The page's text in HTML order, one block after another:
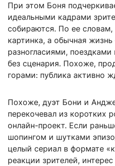
При этом Боня
идеальными кадрами
собираются. По ее словам,
картинка, а обычная
разногласиями,
без сценария. Похоже,
горами: публика активно
Похоже, дуэт Бони и
перекочевал из коротких
онлайн-проект. Если
шопингом и шутками
целый сериал в формате
реакции зрителей,